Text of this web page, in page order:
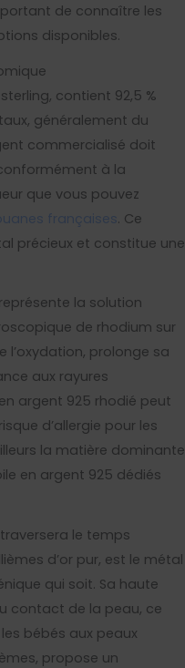
de connaître les
disponibles.
contient 92,5 %
généralement du
commercialisé doit
à la
que vous pouvez
françaises. Ce
précieux et constitue une
la solution
de rhodium sur
l’oxydation, prolonge sa
aux rayures
argent 925 rhodié peut
d’allergie pour les
la matière dominante
en argent 925 dédiés
le temps
d’or pur, est le métal
qui soit. Sa haute
contact de la peau, ce
bébés aux peaux
propose un